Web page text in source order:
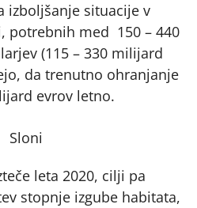
izboljšanje situacije v
potrebnih med 150 – 440
(115 – 330 milijard
da trenutno ohranjanje
evrov letno.
leta 2020, cilji pa
stopnje izgube habitata,